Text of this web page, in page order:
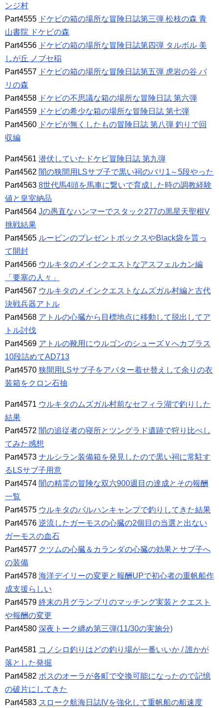
ンジ村
Part4555 ドケビの箱の場所な冒険日誌第三弾 松枝の森 青
山書院 ドケビの森
Part4556 ドケビの箱の場所な冒険日誌第四弾 タルボル 美
しが丘 ノブセ稲
Part4557 ドケビの箱の場所な冒険日誌第五弾 虎岩の谷 バ
リの森
Part4558 ドケビの不思議な箱の場所な冒険日誌 第六弾
Part4559 ドケビの希少な箱の場所な冒険日誌 第七弾
Part4560 ドケビが無くしたもの冒険日誌 第八弾 釣りで回
収編
Part4561 潜伏していたドケビ冒険日誌 第九弾
Part4562 闇の狭間用LSサブ子で黒い祠のバリ1～5段やった
Part4563 8世代馬4頭を馬車に繋いで育成した時の調教経験
値と皇室納品
Part4564 Jの愚直なハンマーでスタック277の黒星天聖棍V
挑戦結果
Part4565 ルービンのプレゼントボックスやBlack袋を貰っ
て開封
Part4566 ウルキタのメインクエストなアスフェルカン編
「要塞の人々」
Part4567 ウルキタのメインクエストなムズガル村編と古代
決戦兵器アトル
Part4568 アトルの心臓から目標地点に移動して脱出してア
トル討伐
Part4569 アトルの靴用にウルゴンのシューズＶへカプラス
10段詰めてAD713
Part4570 狭間用LSサブ子をアバター着せ替えして余りの衣
装箱をクロン石抽
Part4571 ウルキタのムズガル村前なセフィラ湖で釣りした
結果
Part4572 闇の追従者の寝所とツングラド遺跡で狩り比べし
てみた感想
Part4573 ナルシラン装備箱を発見したので黒い祠に常駐す
るLSサブ子用意
Part4574 闇の精霊の冒険な双六900週目の達成とその報酬
一覧
Part4575 ウルキタのバルハンキャンプで釣りしてきた結果
Part4576 逆流したガーモスの心臓の2個目の当選と出ない
ガーモスの血石
Part4577 クツムの心臓＆カランダの心臓の効果とサブ子へ
の装備
Part4578 海洋デイリーの変更と報酬UPで初心者の重帆船作
成支援らしい
Part4579 終末の月グランプリのマッチング実装とクエスト
や報酬の変更
Part4580 深夜トーク纏め第三弾(11/30の実施分)
Part4581 コノシロ釣りはどの釣り場が一番いいか / 誰かが
落とした発掘
Part4582 ボスのオーラが各町で交換可能になったので記憶
の破片にしてきた
Part4583 スローク航海日誌IVを強化して重帆船の船速度